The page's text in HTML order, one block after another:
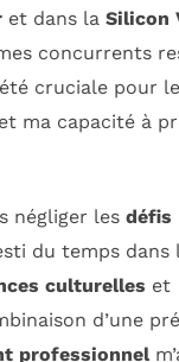
et dans la Silicon
concurrents
cruciale pour le
ma capacité à
négliger les défis
du temps dans
culturelles et
d’une
professionnel